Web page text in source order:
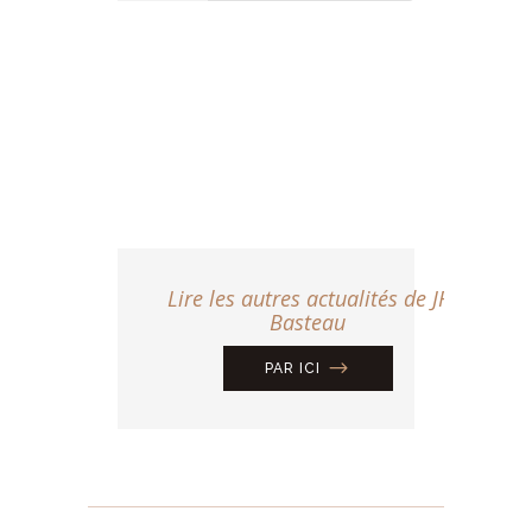
Lire les autres actualités de JF
Basteau
PAR ICI